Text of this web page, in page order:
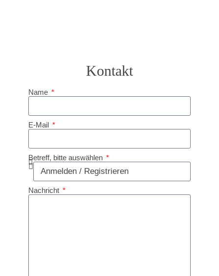
Kontakt
Name
E-Mail
Betreff, bitte auswählen
Nachricht